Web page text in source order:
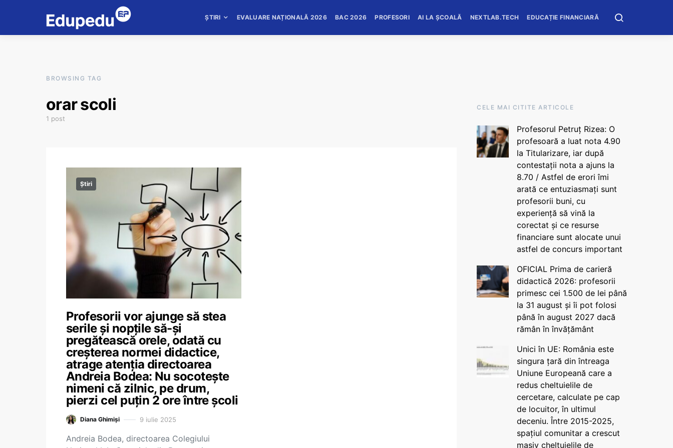
ȘTIRI EVALUARE NAȚIONALĂ 2026 BAC 2026 PROFESORI AI LA ȘCOALĂ NEXTLAB.TECH EDUCAȚIE FINANCIARĂ
BROWSING TAG
orar scoli
1 post
Știri
Profesorii vor ajunge să stea
serile și nopțile să-și
pregătească orele, odată cu
creșterea normei didactice,
atrage atenția directoarea
Andreia Bodea: Nu socotește
nimeni că zilnic, pe drum,
pierzi cel puțin 2 ore între școli
Diana Ghimiși 9 iulie 2025
Andreia Bodea, directoarea Colegiului
CELE MAI CITITE ARTICOLE
Profesorul Petruț Rizea: O
profesoară a luat nota 4.90
la Titularizare, iar după
contestații nota a ajuns la
8.70 / Astfel de erori îmi
arată ce entuziasmați sunt
profesorii buni, cu
experiență să vină la
corectat și ce resurse
financiare sunt alocate unui
astfel de concurs important
OFICIAL Prima de carieră
didactică 2026: profesorii
primesc cei 1.500 de lei până
la 31 august și îi pot folosi
până în august 2027 dacă
rămân în învățământ
Unici în UE: România este
singura țară din întreaga
Uniune Europeană care a
redus cheltuielile de
cercetare, calculate pe cap
de locuitor, în ultimul
deceniu. Între 2015-2025,
spațiul comunitar a crescut
masiv cheltuielile de